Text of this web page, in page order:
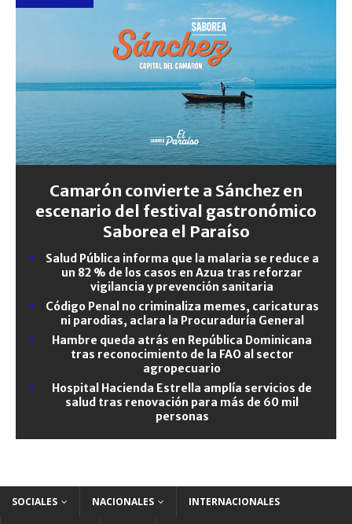
Camarón convierte a Sánchez en
escenario del festival gastronómico
Saborea el Paraíso
Salud Pública informa que la malaria se reduce a
un 82 % de los casos en Azua tras reforzar
vigilancia y prevención sanitaria
Código Penal no criminaliza memes, caricaturas
ni parodias, aclara la Procuraduría General
Hambre queda atrás en República Dominicana
tras reconocimiento de la FAO al sector
agropecuario
Hospital Hacienda Estrella amplía servicios de
salud tras renovación para más de 60 mil
personas
SOCIALES NACIONALES INTERNACIONALES